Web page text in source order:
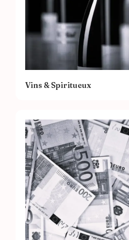
Vins & Spiritueux